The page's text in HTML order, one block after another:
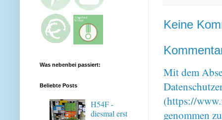
Keine
Mit dem
(https://
genommen
Was nebenbei passiert:
Beliebte Posts
H54F -
diesmal erst